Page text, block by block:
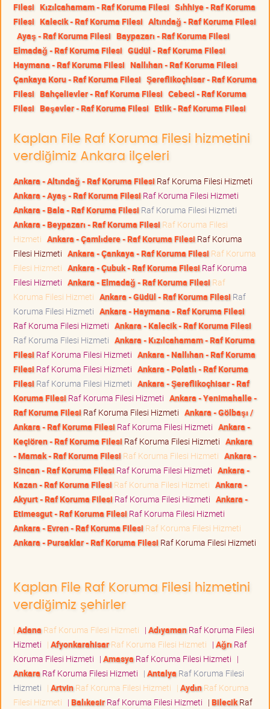
Filesi Kızılcahamam - Raf Koruma Filesi Sıhhiye - Raf Koruma
Filesi Kalecik - Raf Koruma Filesi Altındağ - Raf Koruma Filesi
Ayaş - Raf Koruma Filesi Baypazarı - Raf Koruma Filesi
Elmadağ - Raf Koruma Filesi Güdül - Raf Koruma Filesi
Haymana - Raf Koruma Filesi Nallıhan - Raf Koruma Filesi
Çankaya Koru - Raf Koruma Filesi Şereflikoçhisar - Raf Koruma
Filesi Bahçelievler - Raf Koruma Filesi Cebeci - Raf Koruma
Filesi Beşevler - Raf Koruma Filesi Etlik - Raf Koruma Filesi
Kaplan File Raf Koruma Filesi hizmetini
verdiğimiz Ankara ilçeleri
Ankara - Altındağ - Raf Koruma Filesi Raf Koruma Filesi Hizmeti
Ankara - Ayaş - Raf Koruma Filesi Raf Koruma Filesi Hizmeti
Ankara - Bala - Raf Koruma Filesi Raf Koruma Filesi Hizmeti
Ankara - Beypazarı - Raf Koruma Filesi Raf Koruma Filesi
Hizmeti Ankara - Çamlıdere - Raf Koruma Filesi Raf Koruma
Filesi Hizmeti Ankara - Çankaya - Raf Koruma Filesi Raf Koruma
Filesi Hizmeti Ankara - Çubuk - Raf Koruma Filesi Raf Koruma
Filesi Hizmeti Ankara - Elmadağ - Raf Koruma Filesi Raf
Koruma Filesi Hizmeti Ankara - Güdül - Raf Koruma Filesi Raf
Koruma Filesi Hizmeti Ankara - Haymana - Raf Koruma Filesi
Raf Koruma Filesi Hizmeti Ankara - Kalecik - Raf Koruma Filesi
Raf Koruma Filesi Hizmeti Ankara - Kızılcahamam - Raf Koruma
Filesi Raf Koruma Filesi Hizmeti Ankara - Nallıhan - Raf Koruma
Filesi Raf Koruma Filesi Hizmeti Ankara - Polatlı - Raf Koruma
Filesi Raf Koruma Filesi Hizmeti Ankara - Şereflikoçhisar - Raf
Koruma Filesi Raf Koruma Filesi Hizmeti Ankara - Yenimahalle -
Raf Koruma Filesi Raf Koruma Filesi Hizmeti Ankara - Gölbaşı /
Ankara - Raf Koruma Filesi Raf Koruma Filesi Hizmeti Ankara -
Keçiören - Raf Koruma Filesi Raf Koruma Filesi Hizmeti Ankara
- Mamak - Raf Koruma Filesi Raf Koruma Filesi Hizmeti Ankara -
Sincan - Raf Koruma Filesi Raf Koruma Filesi Hizmeti Ankara -
Kazan - Raf Koruma Filesi Raf Koruma Filesi Hizmeti Ankara -
Akyurt - Raf Koruma Filesi Raf Koruma Filesi Hizmeti Ankara -
Etimesgut - Raf Koruma Filesi Raf Koruma Filesi Hizmeti
Ankara - Evren - Raf Koruma Filesi Raf Koruma Filesi Hizmeti
Ankara - Pursaklar - Raf Koruma Filesi Raf Koruma Filesi Hizmeti
Kaplan File Raf Koruma Filesi hizmetini
verdiğimiz şehirler
| Adana Raf Koruma Filesi Hizmeti | AdıyamanRaf Koruma Filesi
Hizmeti | AfyonkarahisarRaf Koruma Filesi Hizmeti | Ağrı Raf
Koruma Filesi Hizmeti | Amasya Raf Koruma Filesi Hizmeti |
Ankara Raf Koruma Filesi Hizmeti | Antalya Raf Koruma Filesi
Hizmeti | ArtvinRaf Koruma Filesi Hizmeti | AydınRaf Koruma
Filesi Hizmeti | BalıkesirRaf Koruma Filesi Hizmeti | BilecikRaf